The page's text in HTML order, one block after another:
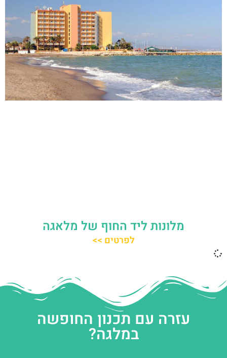
מלונות ליד החוף של מלאגה
לפרטים >>
עזרה עם תכנון החופשה
במלגה?